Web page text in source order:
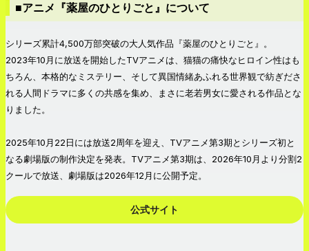
■アニメ『薬屋のひとりごと』について
シリーズ累計4,500万部突破の大人気作品『薬屋のひとりごと』。
2023年10月に放送を開始したTVアニメは、猫猫の痛快なヒロイン性はも
ちろん、本格的なミステリー、そして異国情緒あふれる世界観で紡ぎださ
れる人間ドラマに多くの共感を集め、まさに老若男女に愛される作品とな
りました。
2025年10月22日には放送2周年を迎え、TVアニメ第3期とシリーズ初と
なる劇場版の制作決定を発表。TVアニメ第3期は、2026年10月より分割2
クールで放送、劇場版は2026年12月に公開予定。
公式サイト